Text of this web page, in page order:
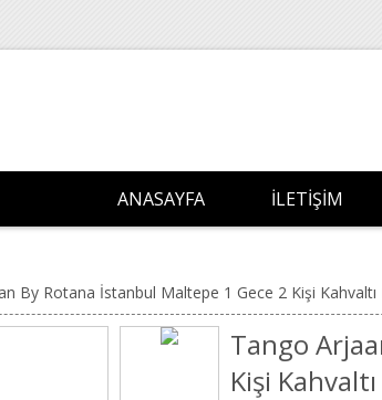
ANASAYFA İLETIŞIM
By Rotana İstanbul Maltepe 1 Gece 2 Kişi
Tango
Kişi